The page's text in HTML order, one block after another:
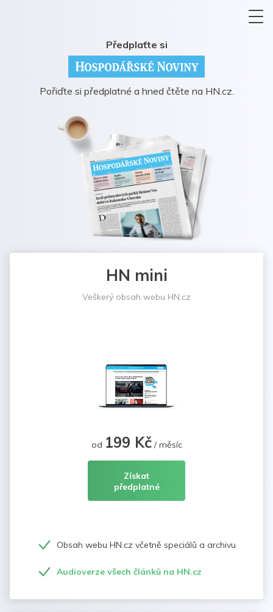
Předplaťte si
Pořiďte si předplatné a hned čtěte na HN.cz.
HN mini
Veškerý obsah webu HN.cz
od 199 Kč/ měsíc
Získat
předplatné
Obsah webu HN.cz včetně speciálů a archivu
Audioverze všech článků na HN.cz